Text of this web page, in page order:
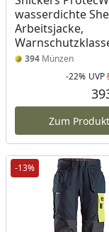
wasserdichte
Arbeitsjacke,
394 Münzen
-22% UVP
Zum Produkt
-13%